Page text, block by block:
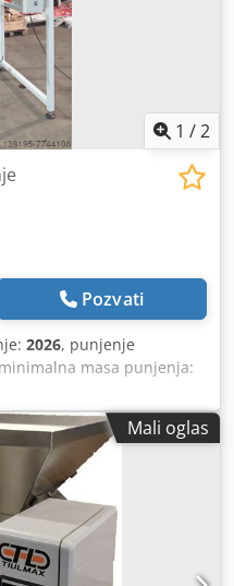
1 /2
Pozvati
2026, punjenje
masa punjenja:
50 , poluautomatska
i efikasnom punjenju
za rad sa plastičnim
Namenjen za pakovanje
đubriva, žitarica,
dosinga: 5-60kg
jedinicom za
sertified Dkodpfx
Mali oglas